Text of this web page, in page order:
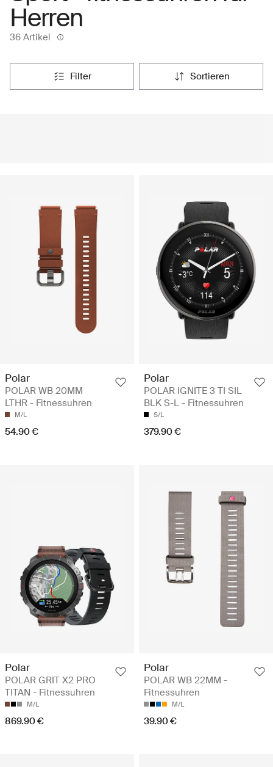
Herren
36 Artikel
filter sortieren
Polar
POLAR WB 20MM
LTHR - Fitnessuhren
M/L
54.90 €
Polar
POLAR IGNITE 3 TI SIL
BLK S-L - Fitnessuhren
S/L
379.90 €
Polar
POLAR GRIT X2 PRO
TITAN - Fitnessuhren
M/L
869.90 €
Polar
POLAR WB 22MM -
Fitnessuhren
M/L
39.90 €